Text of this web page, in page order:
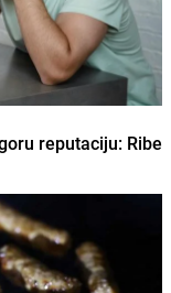
reputaciju: Ribe